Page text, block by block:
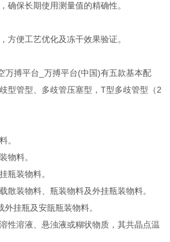
确保长期使用测量值的精确性。
方便工艺优化及冻干效果验证。
搏平台_万搏平台(中国)有五款基本配
型管型、多歧管压塞型，T型多歧管型（2
。
物料。
瓶装物料。
散装物料、瓶装物料及外挂瓶装物料。
挂瓶及安瓿瓶装物料。
性溶液、悬浊液或糊状物质，其共晶点温